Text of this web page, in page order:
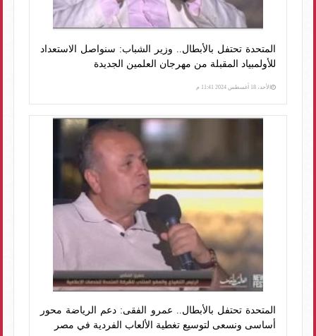
المتحدة تحتفل بالأبطال.. وزير الشباب: سنواصل الاستعداد
للأولمبياد المقبلة من مهرجان العلمين الجديدة
الأحد، 18 أغسطس 2024 11:41 م
المتحدة تحتفل بالأبطال.. عمرو الفقى: دعم الرياضة محور
أساسى ونسعى لتوسيع تغطية الألعاب الفردية في مصر